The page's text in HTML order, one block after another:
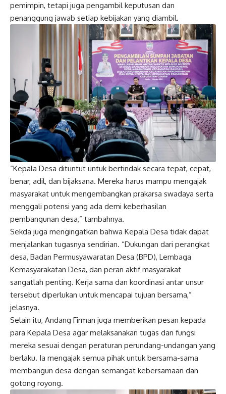
pemimpin, tetapi juga pengambil keputusan dan
penanggung jawab setiap kebijakan yang diambil.
“Kepala Desa dituntut untuk bertindak secara tepat, cepat,
benar, adil, dan bijaksana. Mereka harus mampu mengajak
masyarakat untuk mengembangkan prakarsa swadaya serta
menggali potensi yang ada demi keberhasilan
pembangunan desa,” tambahnya.
Sekda juga mengingatkan bahwa Kepala Desa tidak dapat
menjalankan tugasnya sendirian. “Dukungan dari perangkat
desa, Badan Permusyawaratan Desa (BPD), Lembaga
Kemasyarakatan Desa, dan peran aktif masyarakat
sangatlah penting. Kerja sama dan koordinasi antar unsur
tersebut diperlukan untuk mencapai tujuan bersama,”
jelasnya.
Selain itu, Andang Firman juga memberikan pesan kepada
para Kepala Desa agar melaksanakan tugas dan fungsi
mereka sesuai dengan peraturan perundang-undangan yang
berlaku. Ia mengajak semua pihak untuk bersama-sama
membangun desa dengan semangat kebersamaan dan
gotong royong.